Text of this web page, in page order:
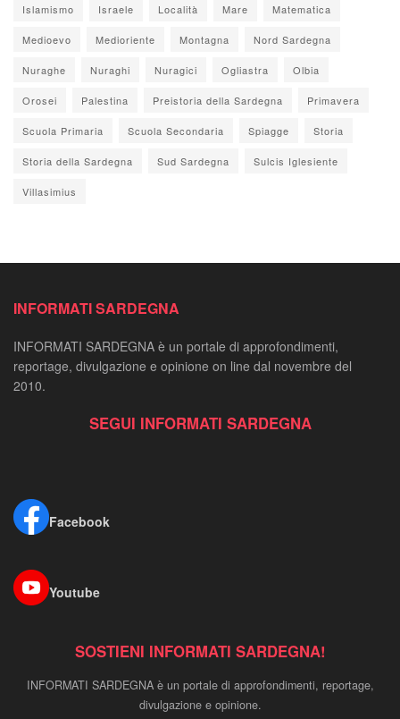
Islamismo Israele Località Mare Matematica
Medioevo Medioriente Montagna Nord Sardegna
Nuraghe Nuraghi Nuragici Ogliastra Olbia
Orosei Palestina Preistoria della Sardegna Primavera
Scuola Primaria Scuola Secondaria Spiagge Storia
Storia della Sardegna Sud Sardegna Sulcis Iglesiente
Villasimius
INFORMATI SARDEGNA
INFORMATI SARDEGNA è un portale di approfondimenti,
reportage, divulgazione e opinione on line dal novembre del
2010.
SEGUI INFORMATI SARDEGNA
Facebook
Youtube
SOSTIENI INFORMATI SARDEGNA!
INFORMATI SARDEGNA è un portale di approfondimenti, reportage,
divulgazione e opinione.